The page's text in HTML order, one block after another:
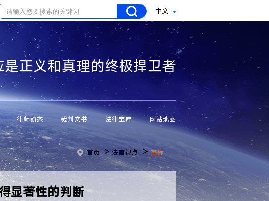
中文
是正义和真理的终极捍卫者
律师动态 裁判文书 法律宝库 网站地图
首页 >法官视点 >商标
显著性的判断